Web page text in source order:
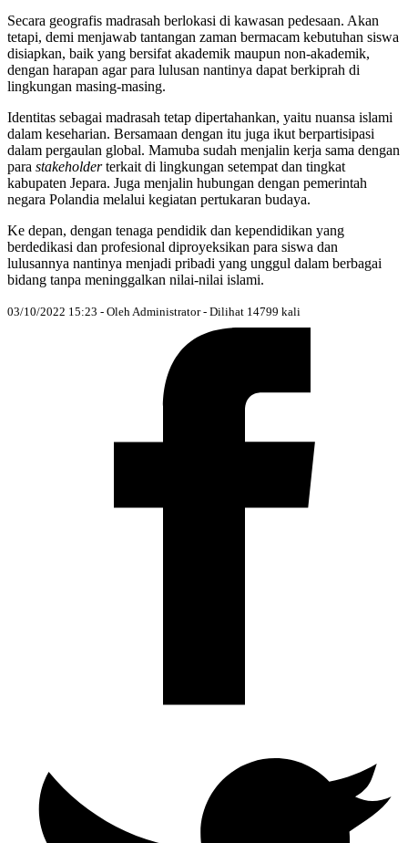
Secara geografis madrasah berlokasi di kawasan pedesaan. Akan
tetapi, demi menjawab tantangan zaman bermacam kebutuhan siswa
disiapkan, baik yang bersifat akademik maupun non-akademik,
dengan harapan agar para lulusan nantinya dapat berkiprah di
lingkungan masing-masing.
Identitas sebagai madrasah tetap dipertahankan, yaitu nuansa islami
dalam keseharian. Bersamaan dengan itu juga ikut berpartisipasi
dalam pergaulan global. Mamuba sudah menjalin kerja sama dengan
para stakeholderterkait di lingkungan setempat dan tingkat
kabupaten Jepara. Juga menjalin hubungan dengan pemerintah
negara Polandia melalui kegiatan pertukaran budaya.
Ke depan, dengan tenaga pendidik dan kependidikan yang
berdedikasi dan profesional diproyeksikan para siswa dan
lulusannya nantinya menjadi pribadi yang unggul dalam berbagai
bidang tanpa meninggalkan nilai-nilai islami.
03/10/2022 15:23 - Oleh Administrator - Dilihat 14799 kali